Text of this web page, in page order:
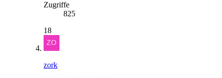
Zugriffe
825
18
zork